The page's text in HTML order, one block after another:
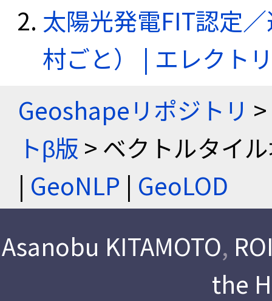
太陽光発電FIT認定
村ごと） | エレクト
Geoshapeリポジトリ >
トβ版 > ベクトルタイ
| GeoNLP | GeoLOD
Asanobu KITAMOTO,
the